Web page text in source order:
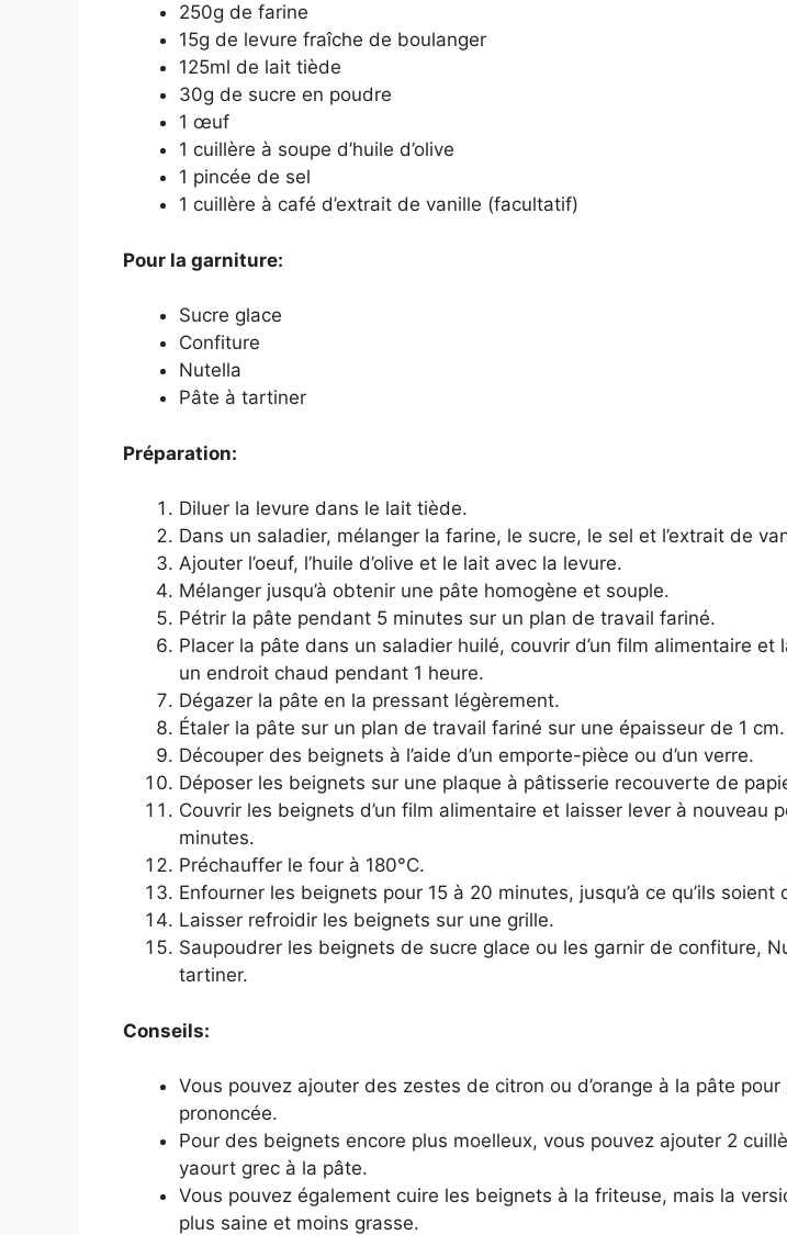
250g de farine
15g de levure fraîche de boulanger
125ml de lait tiède
30g de sucre en poudre
1 œuf
1 cuillère à soupe d’huile d’olive
1 pincée de sel
1 cuillère à café d’extrait de vanille (facultatif)
Pour la garniture:
Sucre glace
Confiture
Nutella
Pâte à tartiner
Préparation:
Diluer la levure dans le lait tiède.
Dans un saladier, mélanger la farine, le sucre, le sel et l’extrait de
Ajouter l’oeuf, l’huile d’olive et le lait avec la levure.
Mélanger jusqu’à obtenir une pâte homogène et souple.
Pétrir la pâte pendant 5 minutes sur un plan de travail fariné.
Placer la pâte dans un saladier huilé, couvrir d’un film alimentaire et
un endroit chaud pendant 1 heure.
Dégazer la pâte en la pressant légèrement.
Étaler la pâte sur un plan de travail fariné sur une épaisseur de 1 cm.
Découper des beignets à l’aide d’un emporte-pièce ou d’un verre.
Déposer les beignets sur une plaque à pâtisserie recouverte de
Couvrir les beignets d’un film alimentaire et laisser lever à nouveau
minutes.
Préchauffer le four à 180°C.
Enfourner les beignets pour 15 à 20 minutes, jusqu’à ce qu’ils soient
Laisser refroidir les beignets sur une grille.
Saupoudrer les beignets de sucre glace ou les garnir de confiture,
tartiner.
Conseils:
Vous pouvez ajouter des zestes de citron ou d’orange à la pâte pour
prononcée.
Pour des beignets encore plus moelleux, vous pouvez ajouter 2
yaourt grec à la pâte.
Vous pouvez également cuire les beignets à la friteuse, mais la
plus saine et moins grasse.